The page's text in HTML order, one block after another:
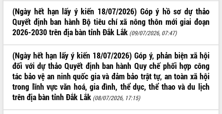
trong Khu kinh tế Nam Phú Yên
Hòn Yến phát triển du lịch gắn với bảo
tồn biển
Lấy ý kiến điều chỉnh Quy hoạch tỉnh
Đắk Lắk thời kỳ 2021-2030, tầm nhìn
đến năm 2050
Phát động chiến dịch 30 ngày đêm
giải phóng mặt bằng Tuyến đường bộ
ven biển
(Ngày hết hạn lấy ý kiến 18/07/2026) Góp ý hồ sơ dự thảo
Quyết định ban hành Bộ tiêu chí xã nông thôn mới giai đoạn
2026-2030 trên địa bàn tỉnh Đắk Lắk (09/07/2026, 07:47)
(Ngày hết hạn lấy ý kiến 18/07/2026) Góp ý, phản biện xã hội
đối với dự thảo Quyết định ban hành Quy chế phối hợp công
tác bảo vệ an ninh quốc gia và đảm bảo trật tự, an toàn xã hội
trong lĩnh vực văn hoá, gia đình, thể dục, thể thao và du lịch
trên địa bàn tỉnh Đắk Lắk (08/07/2026, 17:15)